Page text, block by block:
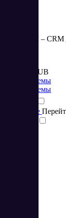
RetailCRM –
от 1 900 RUB
CRM системы
CRM системы
Подробнее